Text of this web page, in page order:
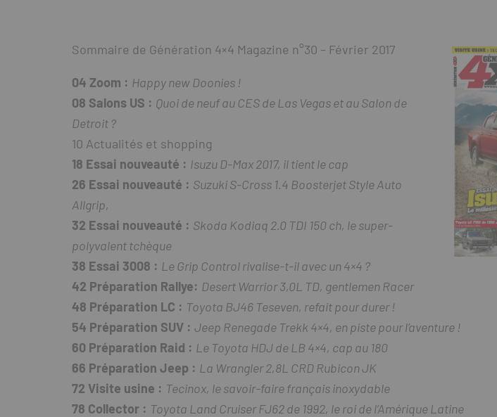
Sommaire de Génération 4×4 Magazine n°30 – Février 2017
04 Zoom : Happy new Doonies !
08 Salons US : Quoi de neuf au CES de Las Vegas et au Salon de
Detroit ?
10 Actualités et shopping
18 Essai nouveauté : Isuzu D-Max 2017, il tient le cap
26 Essai nouveauté : Suzuki S-Cross 1.4 Boosterjet Style Auto
Allgrip,
32 Essai nouveauté : Skoda Kodiaq 2.0 TDI 150 ch, le super-
polyvalent tchèque
38 Essai 3008 : Le Grip Control rivalise-t-il avec un 4×4 ?
42 Préparation Rallye: Desert Warrior 3,0L TD, gentlemen Racer
48 Préparation LC : Toyota BJ46 Teseven, refait pour durer !
54 Préparation SUV : Jeep Renegade Trekk 4×4, en piste pour l’aventure !
60 Préparation Raid : Le Toyota HDJ de LB 4×4, cap au 180
66 Préparation Jeep : La Wrangler 2,8L CRD Rubicon JK
72 Visite usine : Tecinox, le savoir-faire français inoxydable
78 Collector : Toyota Land Cruiser FJ62 de 1992, le roi de l’Amérique Latine